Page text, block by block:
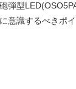
弾型
意識するべきポ